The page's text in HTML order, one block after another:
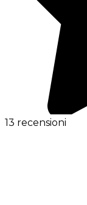
13 recensioni